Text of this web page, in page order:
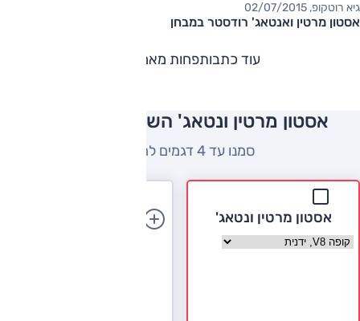
גיא רוטקופ, 02/07/2015
אסטון מרטין ואנטאג' רודסטר במבחן
עוד כתבותפחות מאמרים
אסטון מרטין ונטאג' השוואה למתחרים
סמנו עד 4 דגמים להשוואה
אסטון מרטין ונטאג'
בחר גרסה אסטון מרטין ונטאג'